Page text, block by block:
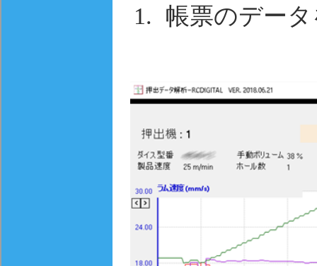
帳票のデー